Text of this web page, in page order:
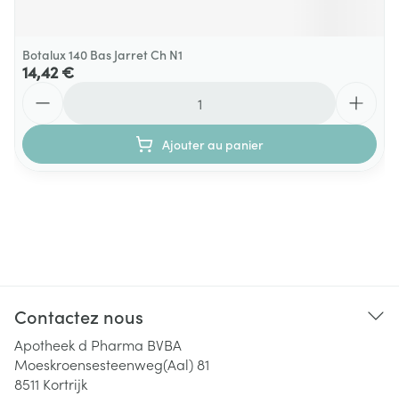
Botalux 140 Bas Jarret Ch N1
14,42 €
Ajouter au panier
Contactez nous
Apotheek d Pharma BVBA
Moeskroensesteenweg(Aal) 81
8511 Kortrijk